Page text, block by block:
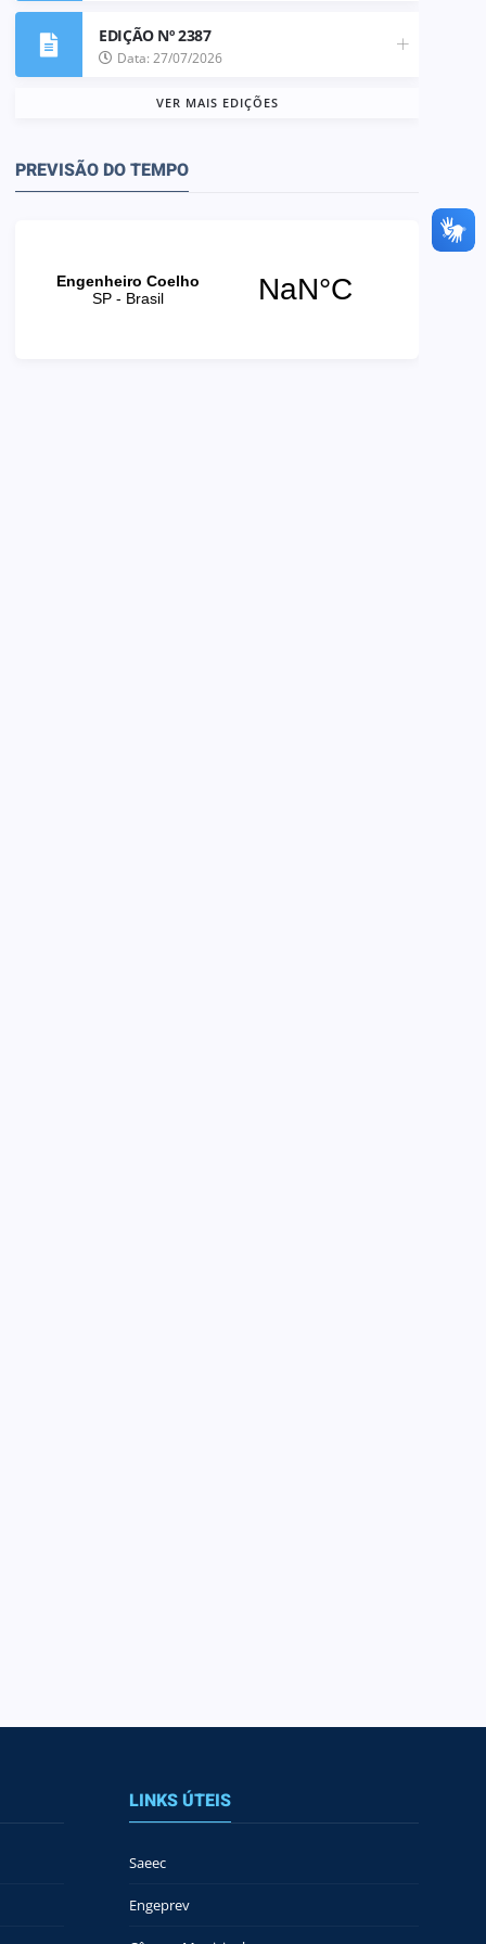
EDIÇÃO Nº 2387
Data: 27/07/2026
VER MAIS EDIÇÕES
PREVISÃO DO TEMPO
LINKS ÚTEIS
Saeec
Engeprev